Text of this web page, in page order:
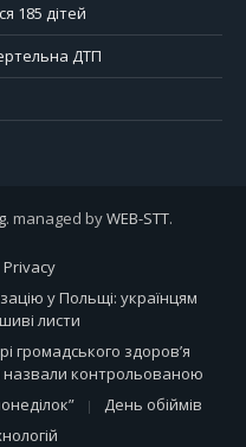
185 дітей
ДТП
. managed byWEB-STT.
Privacy
у Польщі: українцям
листи
громадського здоров’я
назвали контрольованою
День обіймів